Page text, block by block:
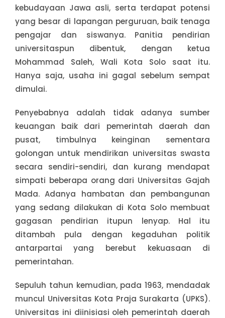
kebudayaan Jawa asli, serta terdapat potensi
yang besar di lapangan perguruan, baik tenaga
pengajar dan siswanya. Panitia pendirian
universitaspun dibentuk, dengan ketua
Mohammad Saleh, Wali Kota Solo saat itu.
Hanya saja, usaha ini gagal sebelum sempat
dimulai.
Penyebabnya adalah tidak adanya sumber
keuangan baik dari pemerintah daerah dan
pusat, timbulnya keinginan sementara
golongan untuk mendirikan universitas swasta
secara sendiri-sendiri, dan kurang mendapat
simpati beberapa orang dari Universitas Gajah
Mada. Adanya hambatan dan pembangunan
yang sedang dilakukan di Kota Solo membuat
gagasan pendirian itupun lenyap. Hal itu
ditambah pula dengan kegaduhan politik
antarpartai yang berebut kekuasaan di
pemerintahan.
Sepuluh tahun kemudian, pada 1963, mendadak
muncul Universitas Kota Praja Surakarta (UPKS).
Universitas ini diinisiasi oleh pemerintah daerah